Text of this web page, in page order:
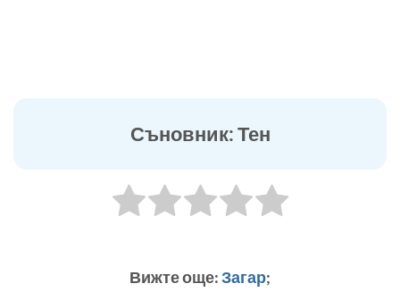
Съновник: Тен
Вижте още:Загар;